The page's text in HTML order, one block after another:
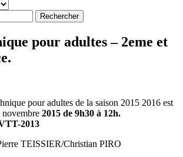
pour adultes – 2eme et
pour adultes de la saison 2015 2016 est
novembre 2015 de 9h30 à 12h.
TEISSIER/Christian PIRO